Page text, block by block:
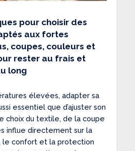
pour choisir des
aux fortes
coupes, couleurs et
rester au frais et
long
élevées, adapter sa
essentiel que d’ajuster son
choix du textile, de la coupe
influe directement sur la
le confort et la protection